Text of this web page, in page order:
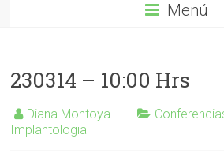
Menú
230314 – 10:00 Hrs
Diana Montoya
Implantologia